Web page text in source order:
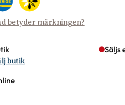
betyder märkningen?
Säljs
butik